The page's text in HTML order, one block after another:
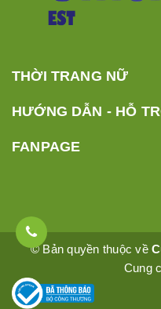
THỜI TRANG NỮ
HƯỚNG DẪN - HỖ
FANPAGE
© Bản quyền thuộc về
Cung